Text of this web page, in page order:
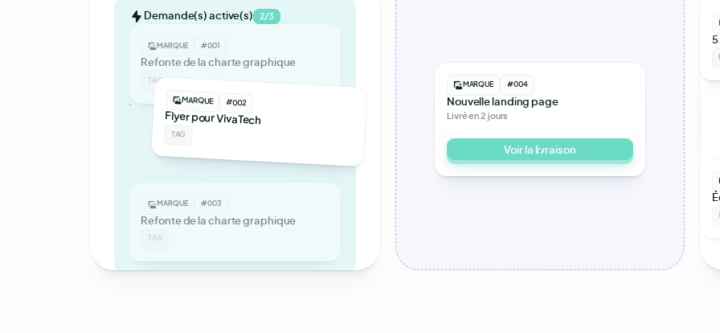
Demande(s) active(s) 2/3
MARQUE #001
Refonte de la charte graphique
TAG
MARQUE #002
Flyer pour VivaTech
TAG
MARQUE #003
Refonte de la charte graphique
TAG
MARQUE #004
Nouvelle landing page
Livré en 2 jours
Voir la livraison
5
Maquette pour une nouvelle feature
MARQUE #032
Template Newsletter de mail Brochure tarifaire